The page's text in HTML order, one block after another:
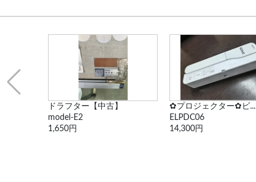
ドラフター【中古】
model-E2
1,650円
✿プロジェクター✿ビ...
ELPDC06
14,300円